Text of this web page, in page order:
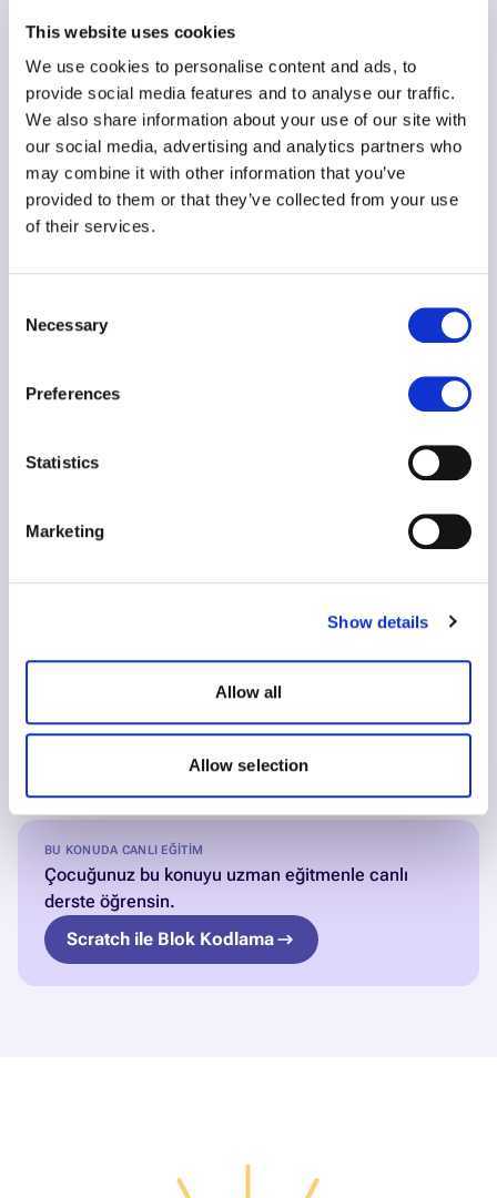
This website uses cookies
We use cookies to personalise content and ads, to
provide social media features and to analyse our traffic.
We also share information about your use of our site with
our social media, advertising and analytics partners who
may combine it with other information that you’ve
provided to them or that they’ve collected from your use
of their services.
Selection
Necessary
Preferences
Statistics
Marketing
Show details
Allow all
Allow selection
içerik yaşa göre uyarlanır.
Blok tabanlı kodlama gerçek programlama mı?
Evet. Sıralama, döngü, koşul ve değişken gibi
kavramlar metin tabanlı dillerde de aynen geçerlidir;
blok tabanlı kodlama bu temeli görsel biçimde
kazandırır.
programlamaya, örneğin Python’a geçiş yapılır. Bu
Çocuğunuzun kodlama yolculuğunu ücretsiz bir
Dersi.
En İyi 10 Blok Tabanlı Kodlama Aracı: Karşılaştırma
Blok Kodlama Programları: Çocuk İçin Öğrenme Yolu
BU KONUDA CANLI EĞITIM
Çocuğunuz bu konuyu uzman eğitmenle canlı
derste öğrensin.
Scratch ile Blok Kodlama